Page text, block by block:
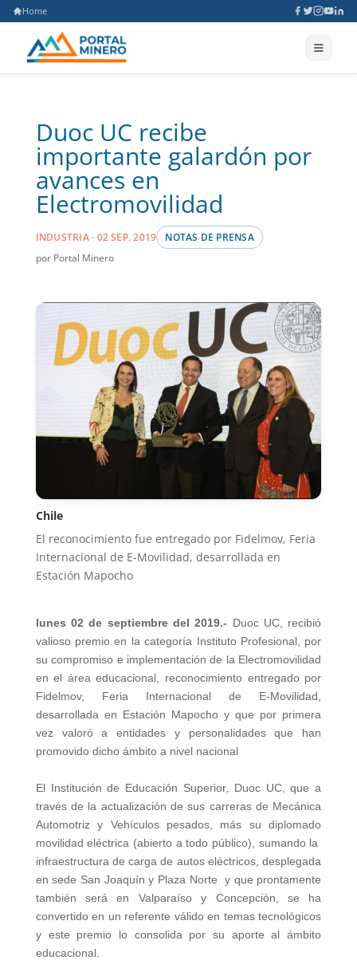
Home
Duoc UC recibe
importante galardón por
avances en
Electromovilidad
INDUSTRIA · 02 SEP. 2019 NOTAS DE PRENSA
por Portal Minero
Chile
El reconocimiento fue entregado por Fidelmov, Feria
Internacional de E-Movilidad, desarrollada en
Estación Mapocho
lunes 02 de septiembre del 2019.- Duoc UC, recibió
valioso premio en la categoría Instituto Profesional, por
su compromiso e implementación de la Electromovilidad
en el área educacional, reconocimiento entregado por
Fidelmov, Feria Internacional de E-Movilidad,
desarrollada en Estación Mapocho y que por primera
vez valoró a entidades y personalidades que han
promovido dicho ámbito a nivel nacional
El Institución de Educación Superior, Duoc UC, que a
través de la actualización de sus carreras de Mecánica
Automotriz y Vehículos pesados, más su diplomado
movilidad eléctrica (abierto a todo público), sumando la
infraestructura de carga de autos eléctricos, desplegada
en sede San Joaquín y Plaza Norte y que prontamente
también será en Valparaíso y Concepción, se ha
convertido en un referente válido en temas tecnológicos
y este premio lo consolida por su aporte al ámbito
educacional.